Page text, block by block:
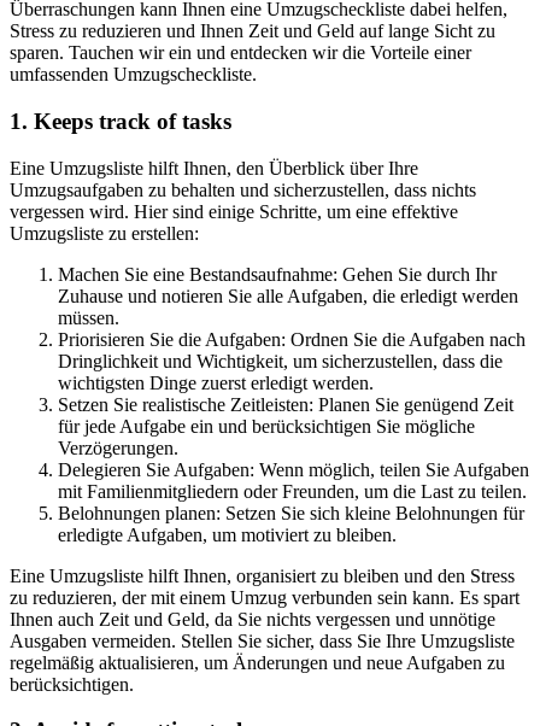
Überraschungen kann Ihnen eine Umzugscheckliste dabei helfen,
Stress zu reduzieren und Ihnen Zeit und Geld auf lange Sicht zu
sparen. Tauchen wir ein und entdecken wir die Vorteile einer
umfassenden Umzugscheckliste.
1. Keeps track of tasks
Eine Umzugsliste hilft Ihnen, den Überblick über Ihre
Umzugsaufgaben zu behalten und sicherzustellen, dass nichts
vergessen wird. Hier sind einige Schritte, um eine effektive
Umzugsliste zu erstellen:
Machen Sie eine Bestandsaufnahme: Gehen Sie durch Ihr
Zuhause und notieren Sie alle Aufgaben, die erledigt werden
müssen.
Priorisieren Sie die Aufgaben: Ordnen Sie die Aufgaben nach
Dringlichkeit und Wichtigkeit, um sicherzustellen, dass die
wichtigsten Dinge zuerst erledigt werden.
Setzen Sie realistische Zeitleisten: Planen Sie genügend Zeit
für jede Aufgabe ein und berücksichtigen Sie mögliche
Verzögerungen.
Delegieren Sie Aufgaben: Wenn möglich, teilen Sie Aufgaben
mit Familienmitgliedern oder Freunden, um die Last zu teilen.
Belohnungen planen: Setzen Sie sich kleine Belohnungen für
erledigte Aufgaben, um motiviert zu bleiben.
Eine Umzugsliste hilft Ihnen, organisiert zu bleiben und den Stress
zu reduzieren, der mit einem Umzug verbunden sein kann. Es spart
Ihnen auch Zeit und Geld, da Sie nichts vergessen und unnötige
Ausgaben vermeiden. Stellen Sie sicher, dass Sie Ihre Umzugsliste
regelmäßig aktualisieren, um Änderungen und neue Aufgaben zu
berücksichtigen.